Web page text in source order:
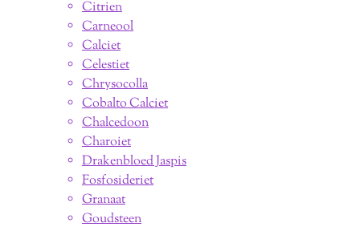
Citrien
Carneool
Calciet
Celestiet
Chrysocolla
Cobalto Calciet
Chalcedoon
Charoiet
Drakenbloed Jaspis
Fosfosideriet
Granaat
Goudsteen